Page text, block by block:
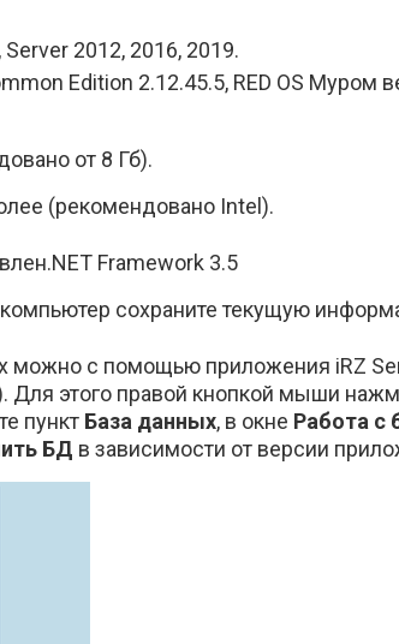
2012, 2016, 2019.
Edition 2.12.45.5, RED OS Муром
от 8 Гб).
(рекомендовано Intel).
Framework 3.5
сохраните текущую
можно с помощью приложения iRZ
Для этого правой кнопкой мыши
пункт База данных, в окне Работа с
БД в зависимости от версии